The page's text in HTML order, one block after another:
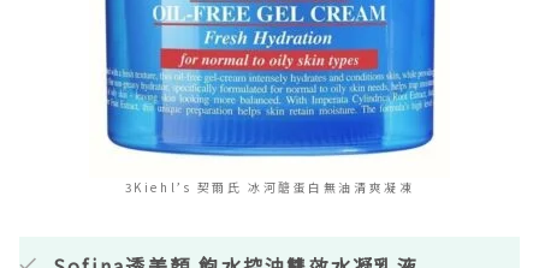
3Kiehl’s 契爾氏 冰河醣蛋白無油清爽凝凍